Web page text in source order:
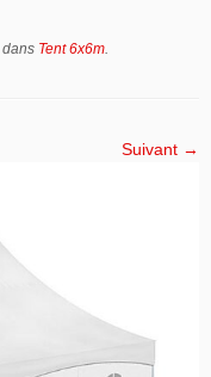
dans Tent 6x6m.
Suivant →